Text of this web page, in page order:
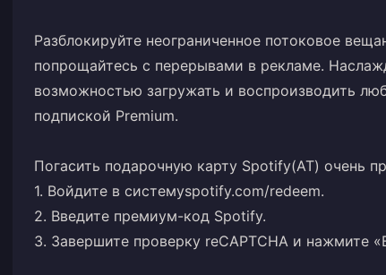
Разблокируйте неограниченное потоковое
попрощайтесь с перерывами в рекламе.
возможностью загружать и воспроизводить
подпиской Premium.
Погасить подарочную карту Spotify(AT) очень
1. Войдите в системуspotify.com/redeem.
2. Введите премиум-код Spotify.
3. Завершите проверку reCAPTCHA и нажмите